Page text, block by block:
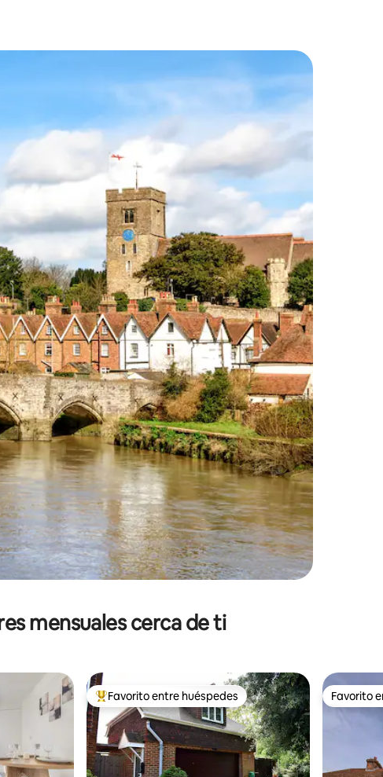
hacia arriba y hacia abajo o explora con el tacto o desliza el dedo.
mensuales cerca de ti
Favorito entre huéspedes preferido
Favorito entre huéspedes Favorito
Favorito